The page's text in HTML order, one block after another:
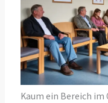
Kaum ein Bereich im